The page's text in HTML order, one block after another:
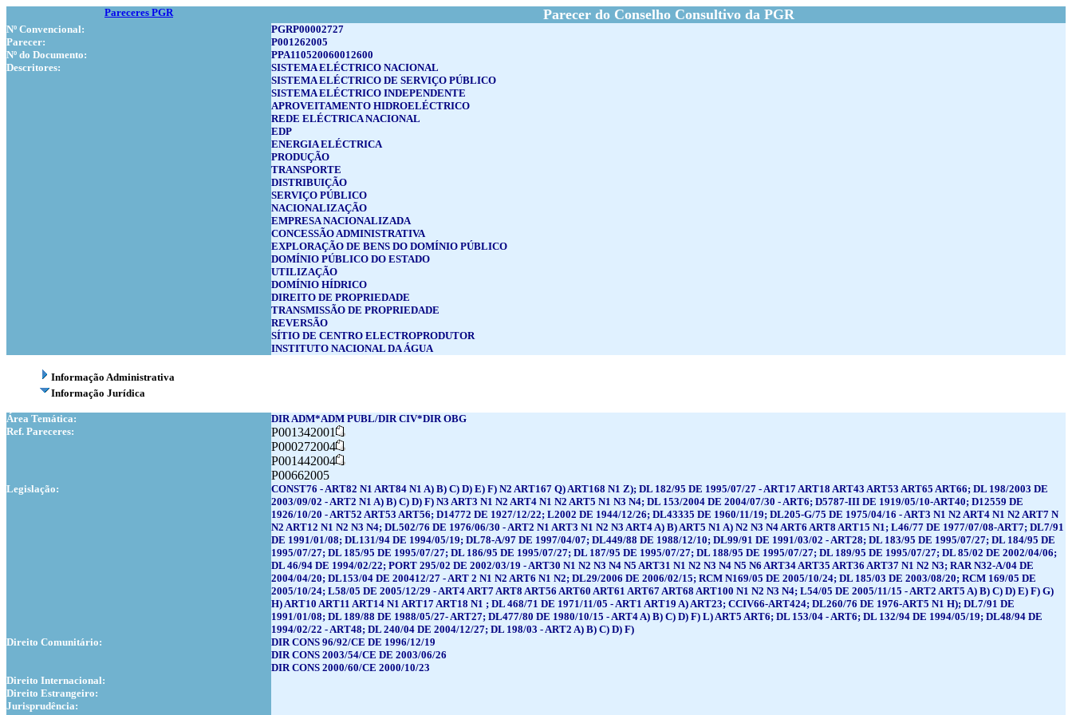
Pareceres PGR Parecer do Conselho Consultivo da PGR
Nº Convencional:
PGRP00002727
Parecer:
P001262005
Nº do Documento:
PPA110520060012600
Descritores:
SISTEMA ELÉCTRICO NACIONAL
SISTEMA ELÉCTRICO DE SERVIÇO PÚBLICO
SISTEMA ELÉCTRICO INDEPENDENTE
APROVEITAMENTO HIDROELÉCTRICO
REDE ELÉCTRICA NACIONAL
EDP
ENERGIA ELÉCTRICA
PRODUÇÃO
TRANSPORTE
DISTRIBUIÇÃO
SERVIÇO PÚBLICO
NACIONALIZAÇÃO
EMPRESA NACIONALIZADA
CONCESSÃO ADMINISTRATIVA
EXPLORAÇÃO DE BENS DO DOMÍNIO PÚBLICO
DOMÍNIO PÚBLICO DO ESTADO
UTILIZAÇÃO
DOMÍNIO HÍDRICO
DIREITO DE PROPRIEDADE
TRANSMISSÃO DE PROPRIEDADE
REVERSÃO
SÍTIO DE CENTRO ELECTROPRODUTOR
INSTITUTO NACIONAL DA ÁGUA
Informação Administrativa
Informação Jurídica
Área Temática:
DIR ADM*ADM PUBL/DIR CIV*DIR OBG
Ref. Pareceres:
P001342001
P000272004
P001442004
P00662005
Legislação:
CONST76 - ART82 N1 ART84 N1 A) B) C) D) E) F) N2 ART167 Q) ART168 N1 Z); DL 182/95 DE 1995/07/27 - ART17 ART18 ART43 ART53 ART65 ART66; DL 198/2003 DE
2003/09/02 - ART2 N1 A) B) C) D) F) N3 ART3 N1 N2 ART4 N1 N2 ART5 N1 N3 N4; DL 153/2004 DE 2004/07/30 - ART6; D5787-III DE 1919/05/10-ART40; D12559 DE
1926/10/20 - ART52 ART53 ART56; D14772 DE 1927/12/22; L2002 DE 1944/12/26; DL43335 DE 1960/11/19; DL205-G/75 DE 1975/04/16 - ART3 N1 N2 ART4 N1 N2 ART7 N
N2 ART12 N1 N2 N3 N4; DL502/76 DE 1976/06/30 - ART2 N1 ART3 N1 N2 N3 ART4 A) B) ART5 N1 A) N2 N3 N4 ART6 ART8 ART15 N1; L46/77 DE 1977/07/08-ART7; DL7/91
DE 1991/01/08; DL131/94 DE 1994/05/19; DL78-A/97 DE 1997/04/07; DL449/88 DE 1988/12/10; DL99/91 DE 1991/03/02 - ART28; DL 183/95 DE 1995/07/27; DL 184/95 DE
1995/07/27; DL 185/95 DE 1995/07/27; DL 186/95 DE 1995/07/27; DL 187/95 DE 1995/07/27; DL 188/95 DE 1995/07/27; DL 189/95 DE 1995/07/27; DL 85/02 DE 2002/04/06;
DL 46/94 DE 1994/02/22; PORT 295/02 DE 2002/03/19 - ART30 N1 N2 N3 N4 N5 ART31 N1 N2 N3 N4 N5 N6 ART34 ART35 ART36 ART37 N1 N2 N3; RAR N32-A/04 DE
2004/04/20; DL153/04 DE 200412/27 - ART 2 N1 N2 ART6 N1 N2; DL29/2006 DE 2006/02/15; RCM N169/05 DE 2005/10/24; DL 185/03 DE 2003/08/20; RCM 169/05 DE
2005/10/24; L58/05 DE 2005/12/29 - ART4 ART7 ART8 ART56 ART60 ART61 ART67 ART68 ART100 N1 N2 N3 N4; L54/05 DE 2005/11/15 - ART2 ART5 A) B) C) D) E) F) G)
H) ART10 ART11 ART14 N1 ART17 ART18 N1 ; DL 468/71 DE 1971/11/05 - ART1 ART19 A) ART23; CCIV66-ART424; DL260/76 DE 1976-ART5 N1 H); DL7/91 DE
1991/01/08; DL 189/88 DE 1988/05/27- ART27; DL477/80 DE 1980/10/15 - ART4 A) B) C) D) F) L) ART5 ART6; DL 153/04 - ART6; DL 132/94 DE 1994/05/19; DL48/94 DE
1994/02/22 - ART48; DL 240/04 DE 2004/12/27; DL 198/03 - ART2 A) B) C) D) F)
Direito Comunitário:
DIR CONS 96/92/CE DE 1996/12/19
DIR CONS 2003/54/CE DE 2003/06/26
DIR CONS 2000/60/CE 2000/10/23
Direito Internacional:
Direito Estrangeiro:
Jurisprudência: